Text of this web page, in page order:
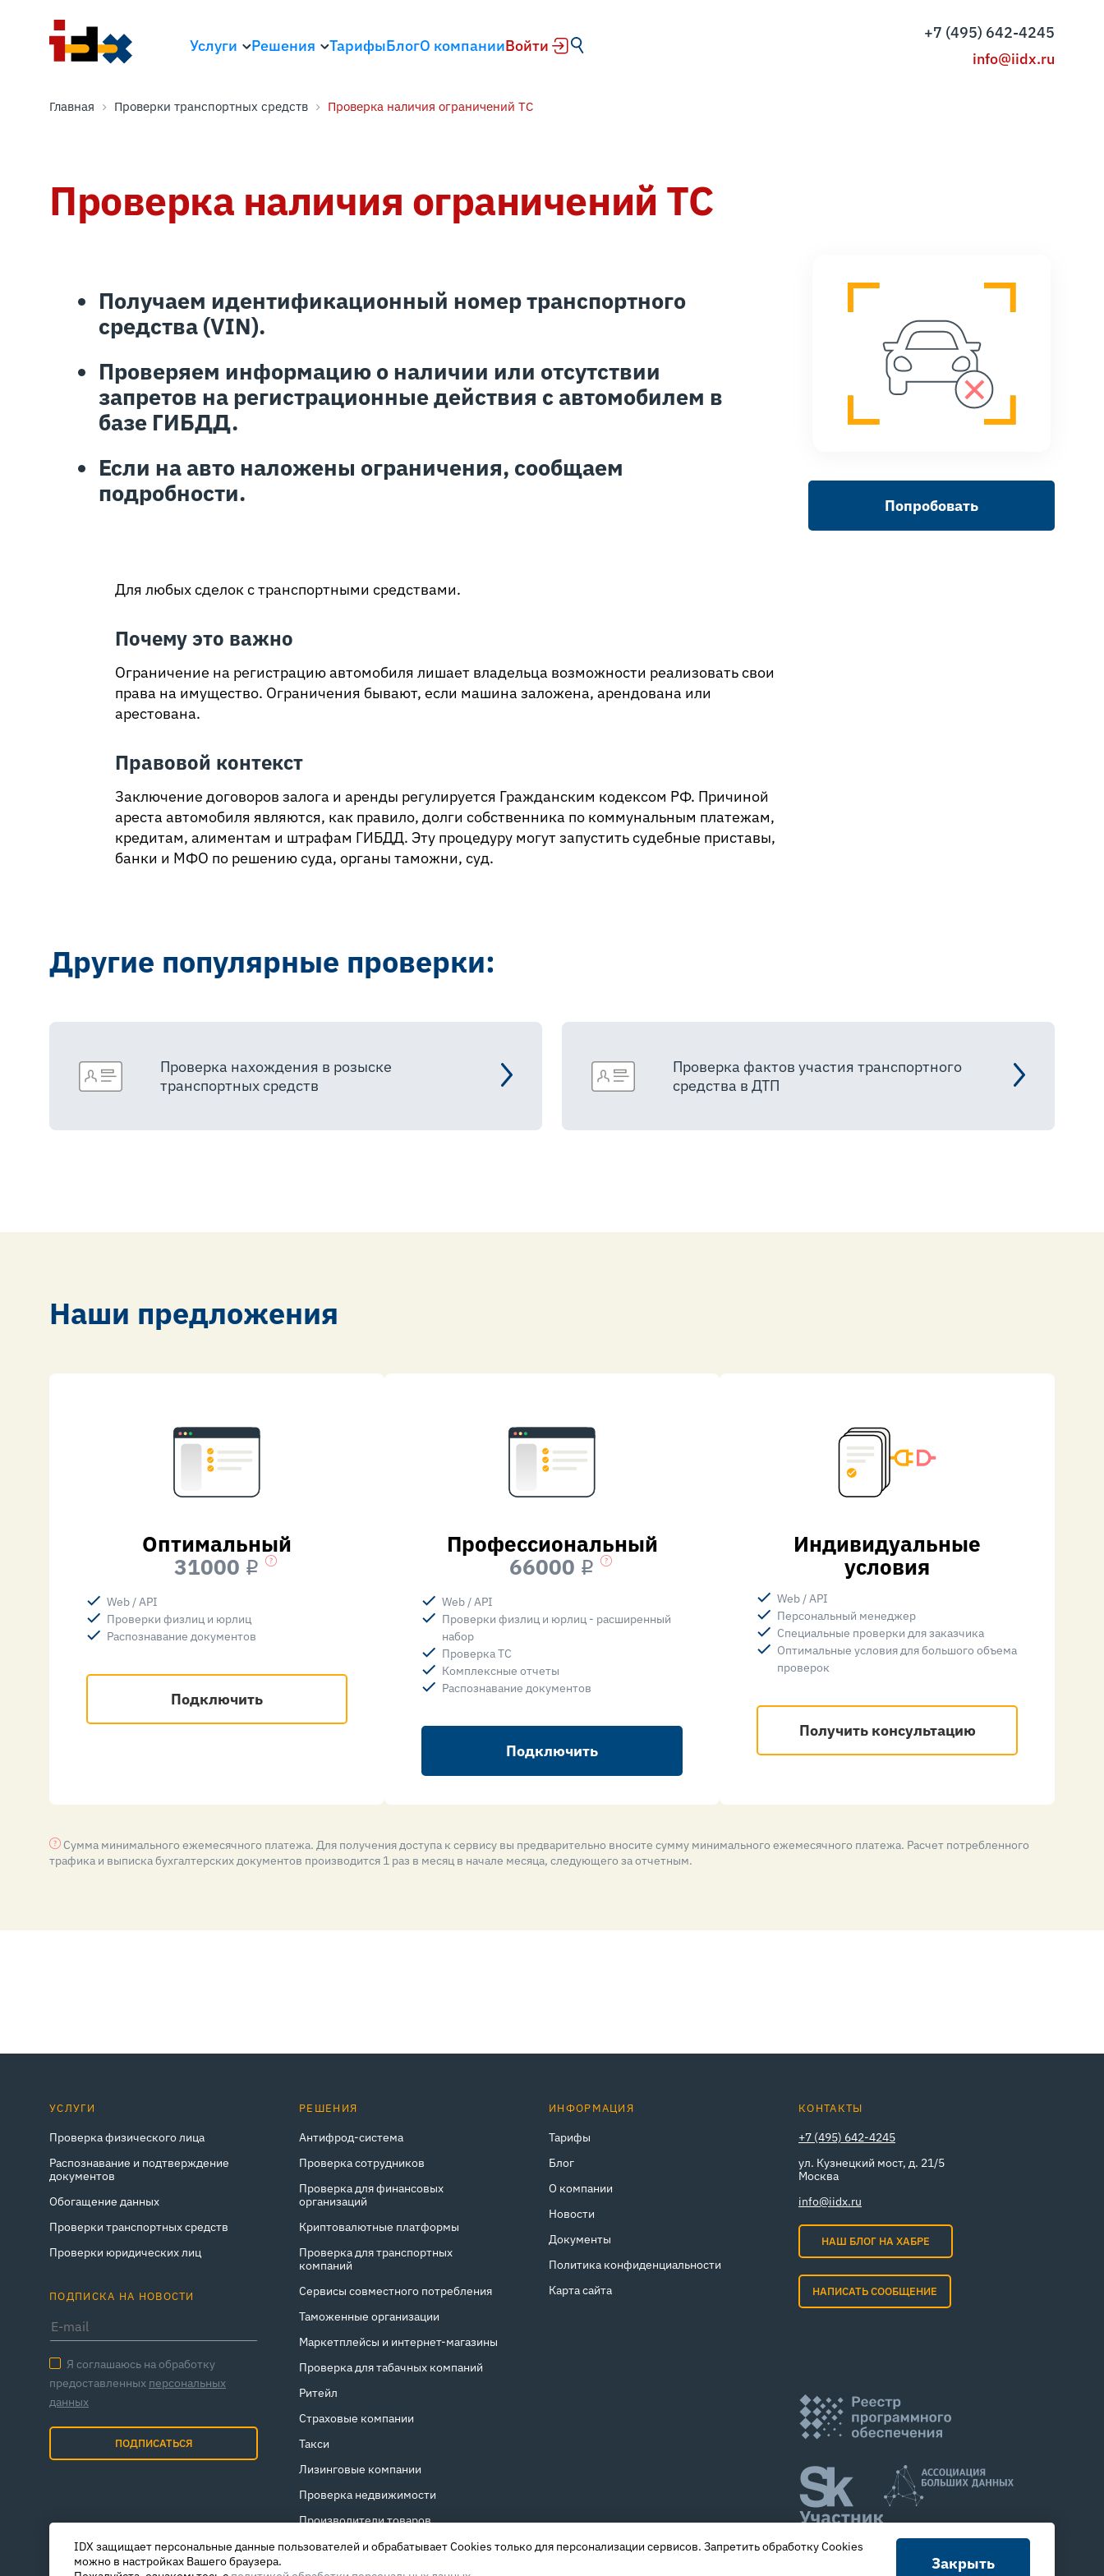
Услуги Решения ТарифыБлогО компанииВойти
+7 (495) 642-4245
info@iidx.ru
Главная Проверки транспортных средств Проверка наличия ограничений ТС
Проверка наличия ограничений ТС
Получаем идентификационный номер транспортного
средства (VIN).
Проверяем информацию о наличии или отсутствии
запретов на регистрационные действия с автомобилем в
базе ГИБДД.
Если на авто наложены ограничения, сообщаем
подробности.
Для любых сделок с транспортными средствами.
Почему это важно
Ограничение на регистрацию автомобиля лишает владельца возможности реализовать свои
права на имущество. Ограничения бывают, если машина заложена, арендована или
арестована.
Правовой контекст
Заключение договоров залога и аренды регулируется Гражданским кодексом РФ. Причиной
ареста автомобиля являются, как правило, долги собственника по коммунальным платежам,
кредитам, алиментам и штрафам ГИБДД. Эту процедуру могут запустить судебные приставы,
банки и МФО по решению суда, органы таможни, суд.
Попробовать
Другие популярные проверки:
Проверка нахождения в розыске
транспортных средств
Проверка фактов участия транспортного
средства в ДТП
Наши предложения
Оптимальный
31000 i
Web / API
Проверки физлиц и юрлиц
Распознавание документов
Подключить
Профессиональный
66000 i
Web / API
Проверки физлиц и юрлиц - расширенный
набор
Проверка ТС
Комплексные отчеты
Распознавание документов
Подключить
Индивидуальные
условия
Web / API
Персональный менеджер
Специальные проверки для заказчика
Оптимальные условия для большого объема
проверок
Получить консультацию
Сумма минимального ежемесячного платежа. Для получения доступа к сервису вы предварительно вносите сумму минимального ежемесячного платежа. Расчет потребленного
трафика и выписка бухгалтерских документов производится 1 раз в месяц в начале месяца, следующего за отчетным.
УСЛУГИ
Проверка физического лица
Распознавание и подтверждение
документов
Обогащение данных
Проверки транспортных средств
Проверки юридических лиц
ПОДПИСКА НА НОВОСТИ
Я соглашаюсь на обработку
предоставленных персональных
данных
ПОДПИСАТЬСЯ
РЕШЕНИЯ
Антифрод-система
Проверка сотрудников
Проверка для финансовых
организаций
Криптовалютные платформы
Проверка для транспортных
компаний
Сервисы совместного потребления
Таможенные организации
Маркетплейсы и интернет‑магазины
Проверка для табачных компаний
Ритейл
Страховые компании
Такси
Лизинговые компании
Проверка недвижимости
Производители товаров
ИНФОРМАЦИЯ
Тарифы
Блог
О компании
Новости
Документы
Политика конфиденциальности
Карта сайта
КОНТАКТЫ
+7 (495) 642-4245
ул. Кузнецкий мост, д. 21/5
Москва
info@iidx.ru
НАШ БЛОГ НА ХАБРЕ
НАПИСАТЬ СООБЩЕНИЕ
IDX защищает персональные данные пользователей и обрабатывает Cookies только для персонализации сервисов. Запретить обработку Cookies
можно в настройках Вашего браузера.
Закрыть